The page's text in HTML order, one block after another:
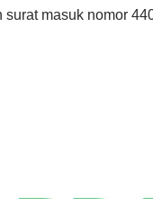
masuk nomor